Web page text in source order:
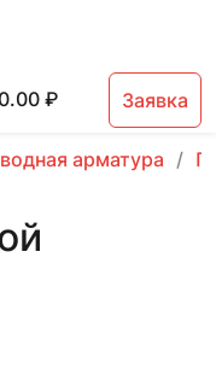
0.00₽ Заявка
арматура